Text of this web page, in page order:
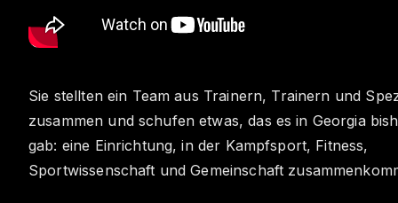
Sie stellten ein Team aus Trainern, Trainern und
zusammen und schufen etwas, das es in Georgia
gab: eine Einrichtung, in der Kampfsport, Fitness,
Sportwissenschaft und Gemeinschaft